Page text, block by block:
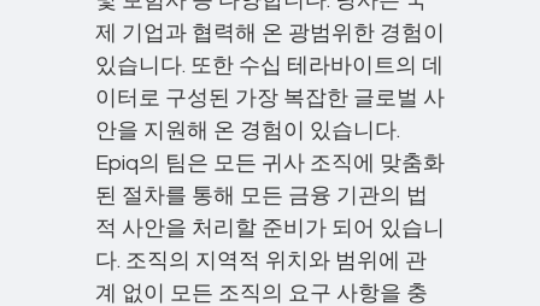
제 기업과 협력해 온 광범위한 경험이
있습니다. 또한 수십 테라바이트의 데
이터로 구성된 가장 복잡한 글로벌 사
안을 지원해 온 경험이 있습니다.
Epiq의 팀은 모든 귀사 조직에 맞춤화
된 절차를 통해 모든 금융 기관의 법
적 사안을 처리할 준비가 되어 있습니
다. 조직의 지역적 위치와 범위에 관
계 없이 모든 조직의 요구 사항을 충